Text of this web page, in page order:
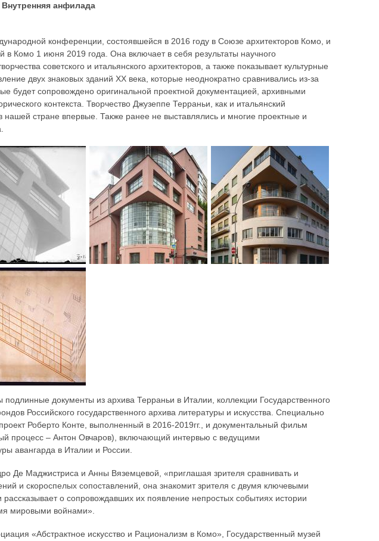
анфилада
конференции, состоявшейся в 2016 году в Союзе архитекторов Комо, и
в Комо 1 июня 2019 года. Она включает в себя результаты научного
советского и итальянского архитекторов, а также показывает культурные
двух знаковых зданий XX века, которые неоднократно сравнивались из-за
будет сопровождено оригинальной проектной документацией, архивными
контекста. Творчество Джузеппе Терраньи, как и итальянский
нашей стране впервые. Также ранее не выставлялись и многие проектные и
подлинные документы из архива Терраньи в Италии, коллекции Государственного
Российского государственного архива литературы и искусства. Специально
Роберто Конте, выполненный в 2016-2019гг., и документальный фильм
процесс – Антон Овчаров), включающий интервью с ведущими
авангарда в Италии и России.
Де Маджистриса и Анны Вяземцевой, «приглашая зрителя сравнивать и
и скороспелых сопоставлений, она знакомит зрителя с двумя ключевыми
о сопровождавших их появление непростых событиях истории
мировыми войнами».
«Абстрактное искусство и Рационализм в Комо», Государственный музей